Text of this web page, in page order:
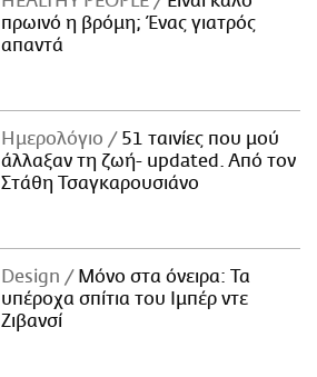
πρωινό η βρόμη; Ένας γιατρός
απαντά
Ημερολόγιο
51 ταινίες που μού
άλλαξαν τη ζωή- updated. Aπό τον
Στάθη Τσαγκαρουσιάνο
Design
Μόνο στα όνειρα: Τα
υπέροχα σπίτια του Ιμπέρ ντε
Ζιβανσί